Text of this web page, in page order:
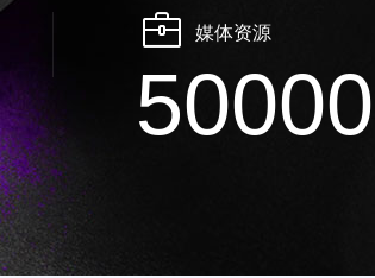
媒体资源
50000